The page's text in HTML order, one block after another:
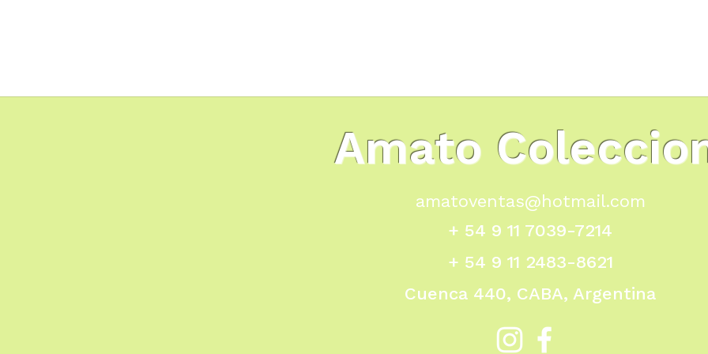
Amato
amatoventas@hotmail.com
+ 54 9 11 7039-7214
+ 54 9 11 2483-8621
Cuenca 440, CABA, Argentina